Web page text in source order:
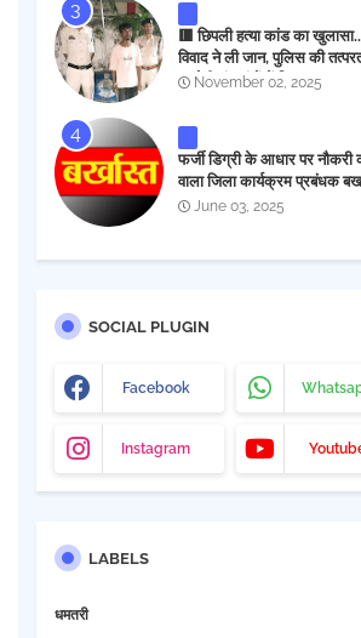
🟥 छिपली हत्या कांड का
विवाद ने ली जान, पुलिस की
आरोपी चंद घंटों में गिरफ्तार
November 02, 2025
फर्जी डिग्री के आधार पर नौकरी
वाला जिला कार्यक्रम प्रबंधक
June 03, 2025
SOCIAL PLUGIN
Facebook
Instagram
LABELS
धमतरी